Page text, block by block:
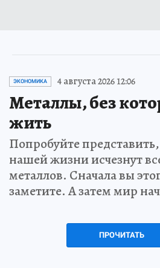
ЭКОНОМИКА 4 августа 2026 12:06
Металлы, без
жить
Попробуйте
нашей жизни исчезнут
металлов. Сначала вы
заметите. А затем мир
ПРОЧИТАТЬ